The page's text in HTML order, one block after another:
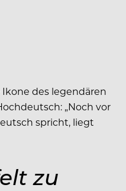
Ikone des legendären
„Noch vor
spricht, liegt
zu